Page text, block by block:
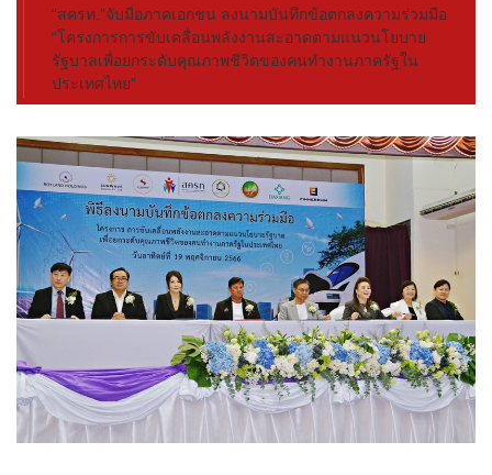
“สครท.”จับมือภาคเอกชน ลงนามบันทึกข้อตกลงความร่วมมือ
“โครงการการขับเคลื่อนพลังงานสะอาดตามแนวนโยบาย
รัฐบาลเพื่อยกระดับคุณภาพชีวิตของคนทำงานภาครัฐใน
ประเทศไทย”